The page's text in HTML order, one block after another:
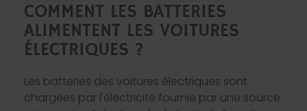
COMMENT LES BATTERIES
ALIMENTENT LES VOITURES
ÉLECTRIQUES ?
Les batteries des voitures électriques sont
chargées par l'électricité fournie par une source